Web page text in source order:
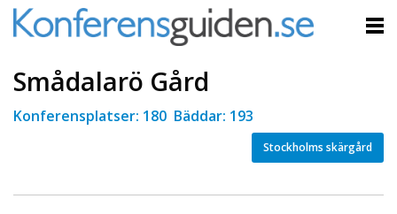
Smådalarö Gård
Konferensplatser: 180 Bäddar: 193
Stockholms skärgård